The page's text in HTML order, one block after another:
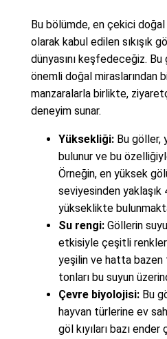
Bu bölümde, en çekici
olarak kabul edilen sıkışık
dünyasını keşfedeceğiz.
önemli doğal miraslarından
manzaralarla birlikte,
deneyim sunar.
Yüksekliği:Bu göller,
bulunur ve bu
Örneğin, en yüksek
seviyesinden
yükseklikte
Su rengi:Göllerin
etkisiyle çeşitli
yeşilin ve hatta bazen
tonları bu suyun
Çevre biyolojisi:Bu
hayvan türlerine ev
göl kıyıları bazı